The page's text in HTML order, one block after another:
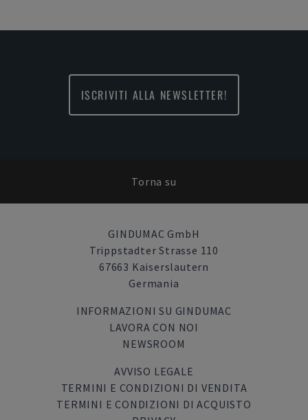
ISCRIVITI ALLA NEWSLETTER!
Torna su
GINDUMAC GmbH
Trippstadter Strasse 110
67663 Kaiserslautern
Germania
INFORMAZIONI SU GINDUMAC
LAVORA CON NOI
NEWSROOM
AVVISO LEGALE
TERMINI E CONDIZIONI DI VENDITA
TERMINI E CONDIZIONI DI ACQUISTO